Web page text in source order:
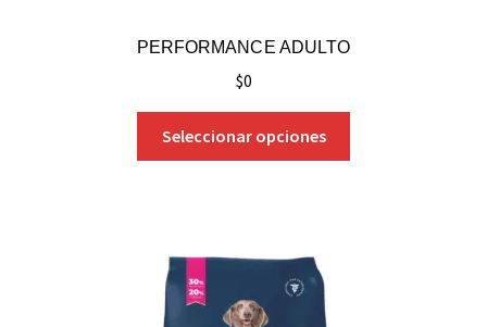
PERFORMANCE ADULTO
$0
Seleccionar opciones